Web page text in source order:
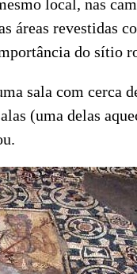
local, nas
áreas revestidas
do sítio
sala com cerca
(uma delas